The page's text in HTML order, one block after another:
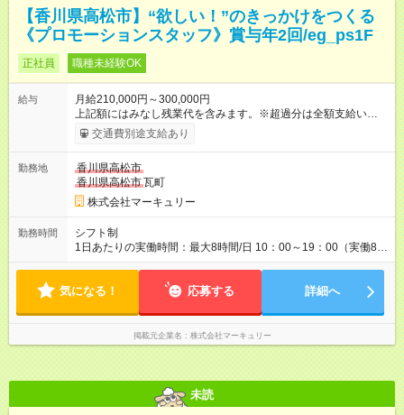
【香川県高松市】“欲しい！”のきっかけをつくる
《プロモーションスタッフ》賞与年2回/eg_ps1F
正社員 職種未経験OK
給与
月給210,000円～300,000円
上記額にはみなし残業代を含みます。※超過分は全額支給いたし
ます。 みなし残業代 14,616円／月 みなし残業時間 10時間／月
※能力やスキルを考慮の上、当社規程により決定します。 ーー
に1回の「年次昇給」があり、仕事での成果にあわせて昇給しま
す。特に頑張っている人は、上長の裁量でさらにプラスの昇給
となることも。努力や成長が収入につながる環境です。 【試用
期間】試用期間あり 試用期間の長さ：3ヶ月 雇用形態、給与は
本採用時と同じです。
交通費別途支給あり
勤務地
香川県高松市
香川県高松市瓦町
株式会社マーキュリー
勤務時間
シフト制
1日あたりの実働時間：最大8時間/日 10：00～19：00（実働8時
間） ※勤務地により異なります。
気になる！ 応募する 詳細へ
掲載元企業名 株式会社マーキュリー
未読